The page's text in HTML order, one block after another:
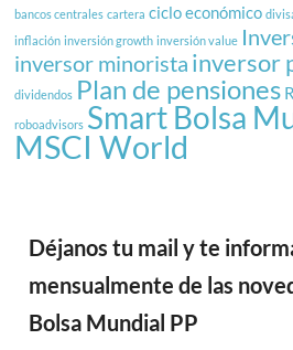
bancos centrales cartera ciclo económico
inflación inversión growth inversión value
inversor minorista inversor
dividendos Plan de pensiones
roboadvisors Smart Bolsa
MSCI World
Déjanos tu mail y te
mensualmente de las
Bolsa Mundial PP